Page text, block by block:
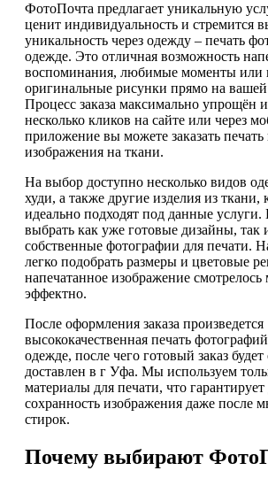
ФотоПочта предлагает уникальную
ценит индивидуальность и стремится
уникальность через одежду – печать
одежде. Это отличная возможность
воспоминания, любимые моменты или
оригинальные рисунки прямо на
Процесс заказа максимально упрощён
несколько кликов на сайте или через
приложение вы можете заказать печать
изображения на ткани.
На выбор доступно несколько видов
худи, а также другие изделия из ткани,
идеально подходят под данные
выбрать как уже готовые дизайны, так
собственные фотографии для печати.
легко подобрать размеры и цветовые
напечатанное изображение
эффектно.
После оформления заказа произведется
высококачественная печать
одежде, после чего готовый заказ
доставлен в г Уфа. Мы используем
материалы для печати, что
сохранность изображения даже после
стирок.
Почему выбирают